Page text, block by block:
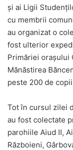
și ai Ligii
cu membrii
au organizat o
fost ulterior
Primăriei orașului
Mănăstirea
peste 200 de
Tot în cursul zilei
au fost colectate
parohiile Aiud II,
Războieni,